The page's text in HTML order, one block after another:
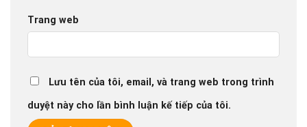
Trang web
Lưu tên của tôi, email, và trang web trong trình
duyệt này cho lần bình luận kế tiếp của tôi.